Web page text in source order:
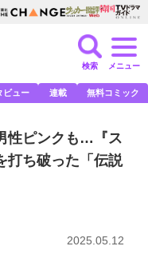
検索 メニュー
ビュー 連載 無料コミック
性ピンクも…『ス
打ち破った「伝説
2025.05.12